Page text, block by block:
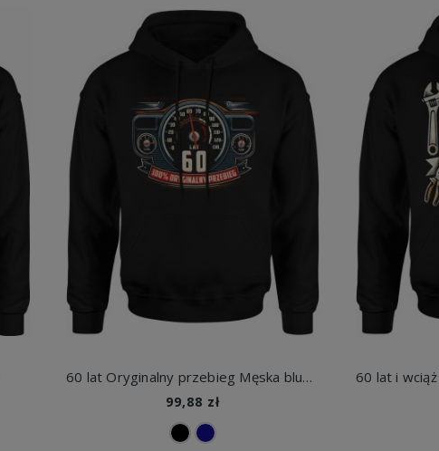
60 lat Oryginalny przebieg Męska bluza z kapturem
99,88 zł